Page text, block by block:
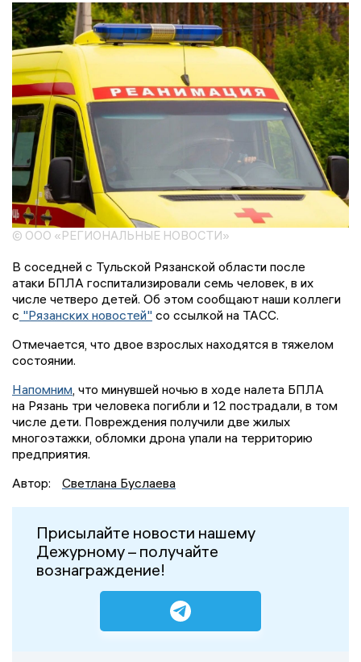
© ООО «РЕГИОНАЛЬНЫЕ НОВОСТИ»
В соседней с Тульской Рязанской области после
атаки БПЛА госпитализировали семь человек, в их
числе четверо детей. Об этом сообщают наши коллеги
с "Рязанских новостей" со ссылкой на ТАСС.
Отмечается, что двое взрослых находятся в тяжелом
состоянии.
Напомним , что минувшей ночью в ходе налета БПЛА
на Рязань три человека погибли и 12 пострадали, в том
числе дети. Повреждения получили две жилых
многоэтажки, обломки дрона упали на территорию
предприятия.
Автор:
Светлана Буслаева
Присылайте новости нашему
Дежурному – получайте
вознаграждение!